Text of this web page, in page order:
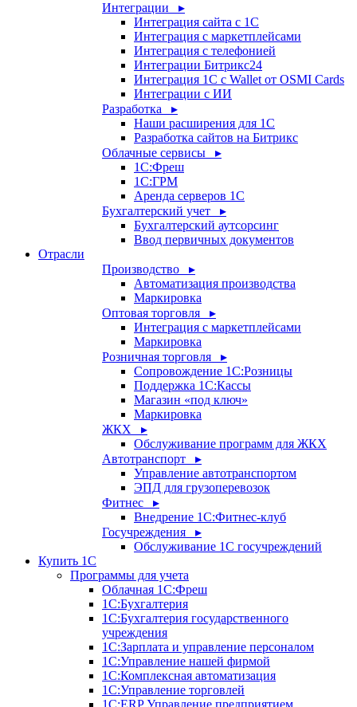
Интеграции ▸
Интеграция сайта с 1С
Интеграция с маркетплейсами
Интеграция с телефонией
Интеграции Битрикс24
Интеграция 1С с Wallet от OSMI Cards
Интеграции с ИИ
Разработка ▸
Наши расширения для 1С
Разработка сайтов на Битрикс
Облачные сервисы ▸
1С:Фреш
1С:ГРМ
Аренда серверов 1С
Бухгалтерский учет ▸
Бухгалтерский аутсорсинг
Ввод первичных документов
Отрасли
Производство ▸
Автоматизация производства
Маркировка
Оптовая торговля ▸
Интеграция с маркетплейсами
Маркировка
Розничная торговля ▸
Сопровождение 1С:Розницы
Поддержка 1С:Кассы
Магазин «под ключ»
Маркировка
ЖКХ ▸
Обслуживание программ для ЖКХ
Автотранспорт ▸
Управление автотранспортом
ЭПД для грузоперевозок
Фитнес ▸
Внедрение 1С:Фитнес-клуб
Госучреждения ▸
Обслуживание 1С госучреждений
Купить 1С
Программы для учета
Облачная 1С:Фреш
1С:Бухгалтерия
1С:Бухгалтерия государственного
учреждения
1С:Зарплата и управление персоналом
1С:Управление нашей фирмой
1С:Комплексная автоматизация
1С:Управление торговлей
1С:ERP Управление предприятием